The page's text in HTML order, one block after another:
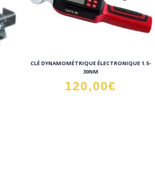
CLÉ DYNAMOMÉTRIQUE ÉLECTRONIQUE 1.5-
30NM
120,00€